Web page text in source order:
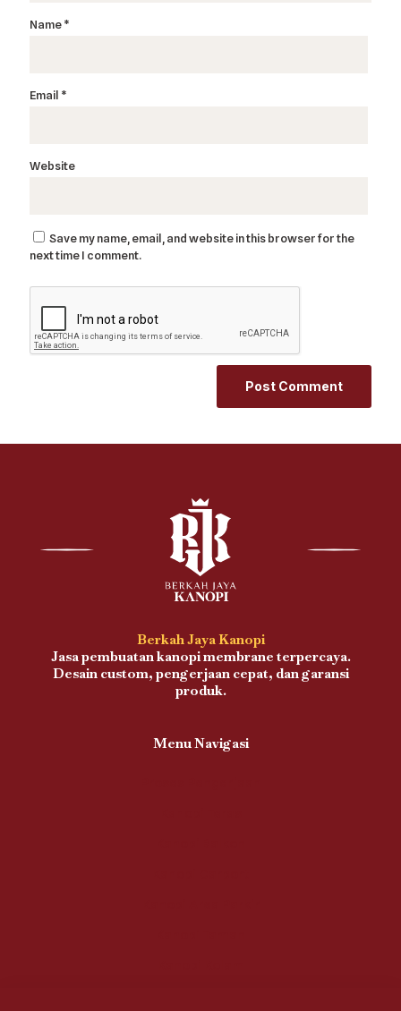
Name*
Email *
Website
Save my name, email, and website in this browser for the
next time I comment.
Berkah Jaya Kanopi
Jasa pembuatan kanopi membrane terpercaya.
Desain custom, pengerjaan cepat, dan garansi
produk.
Menu Navigasi